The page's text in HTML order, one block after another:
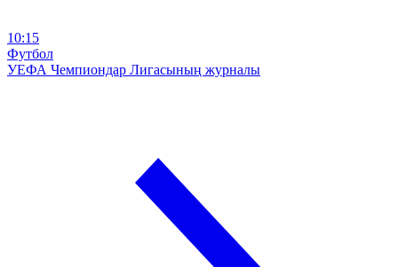
10:15
Футбол
УЕФА Чемпиондар Лигасының журналы